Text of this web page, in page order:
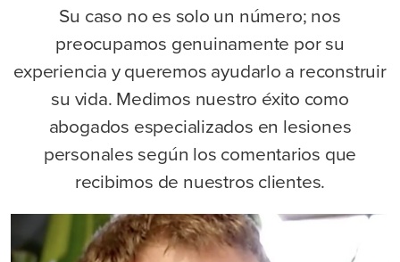
Su caso no es solo un número; nos
preocupamos genuinamente por su
experiencia y queremos ayudarlo a reconstruir
su vida. Medimos nuestro éxito como
abogados especializados en lesiones
personales según los comentarios que
recibimos de nuestros clientes.